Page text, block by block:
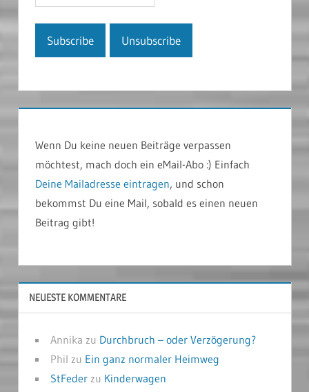
Wenn Du keine neuen Beiträge verpassen
möchtest, mach doch ein eMail-Abo :) Einfach
Deine Mailadresse eintragen, und schon
bekommst Du eine Mail, sobald es einen neuen
Beitrag gibt!
NEUESTE KOMMENTARE
Annika zu Durchbruch – oder Verzögerung?
Phil zu Ein ganz normaler Heimweg
StFederzu Kinderwagen